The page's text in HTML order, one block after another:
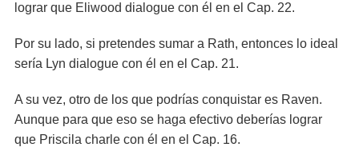
lograr que Eliwood dialogue con él en el Cap. 22.
Por su lado, si pretendes sumar a Rath, entonces lo ideal
sería Lyn dialogue con él en el Cap. 21.
A su vez, otro de los que podrías conquistar es Raven.
Aunque para que eso se haga efectivo deberías lograr
que Priscila charle con él en el Cap. 16.